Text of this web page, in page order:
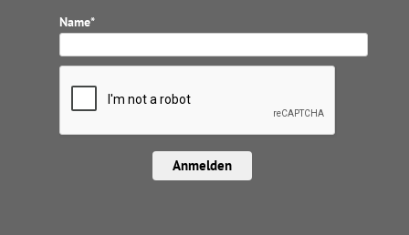
Name*
Anmelden